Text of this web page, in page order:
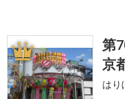
1
第
京
はり